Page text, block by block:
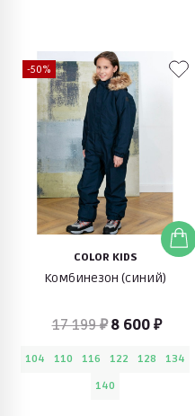
-50%
COLOR KIDS
Комбинезон (синий)
17 199 ₽ 8 600 ₽
104 110 116 122 128
134
140